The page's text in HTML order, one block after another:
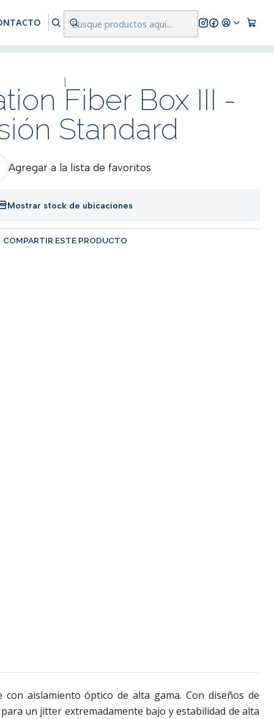
a $500.000
|
Fiber Box III -
Standard
Agregar a la lista de favoritos
Mostrar stock de ubicaciones
COMPARTIR ESTE PRODUCTO
aislamiento óptico de alta gama. Con diseños de
un jitter extremadamente bajo y estabilidad de alta